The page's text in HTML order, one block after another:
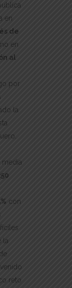
en
de
en
al
por
la
media
con
la
reto